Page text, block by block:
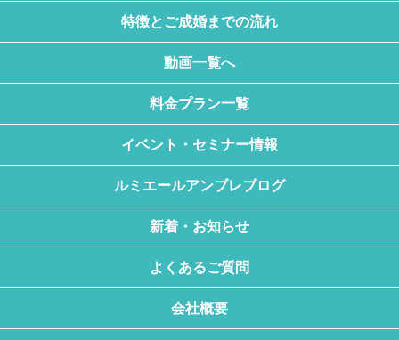
特徴とご成婚までの流れ
動画一覧へ
料金プラン一覧
イベント・セミナー情報
ルミエールアンブレブログ
新着・お知らせ
よくあるご質問
会社概要